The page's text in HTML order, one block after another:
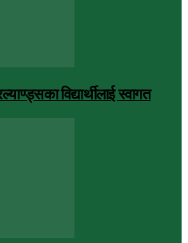
विद्यार्थीलाई स्वागत